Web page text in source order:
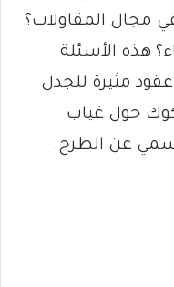
مجال المقاولات؟
هذه الأسئلة
مثيرة للجدل
حول غياب
عن الطرح.